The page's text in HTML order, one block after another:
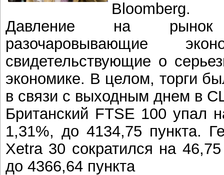
Bloomberg.
Давление на
разочаровывающие
свидетельствующие о
экономике. В целом, торги
в связи с выходным днем в
Британский FTSE 100 упал
1,31%, до 4134,75 пункта.
Xetra 30 сократился на
до 4366,64 пункта